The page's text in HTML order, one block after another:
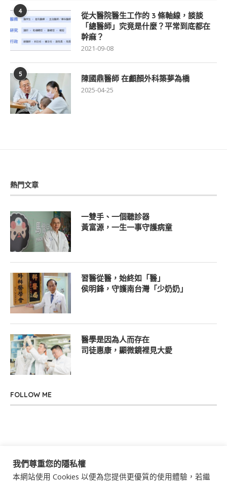
4
從大醫院醫生工作的 3 條軸線，談談
「總醫師」究竟是什麼？平常到底都在
幹麻？
2021-09-08
5 陳國鼎醫師 在顱顏外科築夢為橋
2025-04-25
熱門文章
一雙手、一個聽診器
黃富源，一生一事守護病童
習醫從醫，始終如「醫」
侯明鋒，守護南台灣「少奶奶」
醫學是因為人而存在
司徒惠康，顯微鏡裡見大愛
FOLLOW ME
我們尊重您的隱私權
本網站使用 Cookies 以便為您提供更優質的使用體驗，若繼